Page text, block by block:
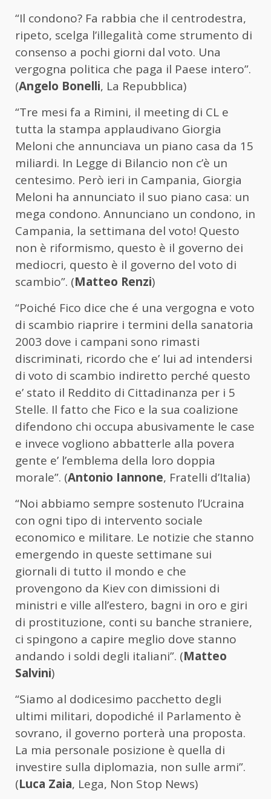
“Il condono? Fa rabbia che il centrodestra,
ripeto, scelga l’illegalità come strumento di
consenso a pochi giorni dal voto. Una
vergogna politica che paga il Paese intero”.
(Angelo Bonelli, La Repubblica)
“Tre mesi fa a Rimini, il meeting di CL e
tutta la stampa applaudivano Giorgia
Meloni che annunciava un piano casa da 15
miliardi. In Legge di Bilancio non c’è un
centesimo. Però ieri in Campania, Giorgia
Meloni ha annunciato il suo piano casa: un
mega condono. Annunciano un condono, in
Campania, la settimana del voto! Questo
non è riformismo, questo è il governo dei
mediocri, questo è il governo del voto di
scambio”. (Matteo Renzi)
“Poiché Fico dice che é una vergogna e voto
di scambio riaprire i termini della sanatoria
2003 dove i campani sono rimasti
discriminati, ricordo che e’ lui ad intendersi
di voto di scambio indiretto perché questo
e’ stato il Reddito di Cittadinanza per i 5
Stelle. Il fatto che Fico e la sua coalizione
difendono chi occupa abusivamente le case
e invece vogliono abbatterle alla povera
gente e’ l’emblema della loro doppia
morale”. (Antonio Iannone, Fratelli d’Italia)
“Noi abbiamo sempre sostenuto l’Ucraina
con ogni tipo di intervento sociale
economico e militare. Le notizie che stanno
emergendo in queste settimane sui
giornali di tutto il mondo e che
provengono da Kiev con dimissioni di
ministri e ville all’estero, bagni in oro e giri
di prostituzione, conti su banche straniere,
ci spingono a capire meglio dove stanno
andando i soldi degli italiani”. (Matteo
Salvini)
“Siamo al dodicesimo pacchetto degli
ultimi militari, dopodiché il Parlamento è
sovrano, il governo porterà una proposta.
La mia personale posizione è quella di
investire sulla diplomazia, non sulle armi”.
(Luca Zaia, Lega, Non Stop News)